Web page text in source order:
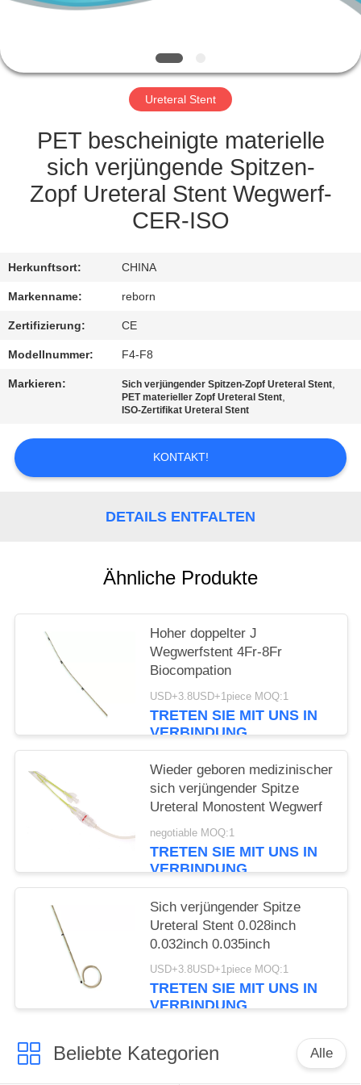
SIE
MIT
VERBINDUNG
FORDERN
EIN
ZITAT
SITEMAP
PRIVACY
Ureteral Stent
PET bescheinigte materielle
sich verjüngende Spitzen-
Zopf Ureteral Stent Wegwerf-
CER-ISO
Herkunftsort: CHINA
Markenname: reborn
Zertifizierung: CE
Modellnummer: F4-F8
Markieren: Sich verjüngender Spitzen-Zopf Ureteral Stent,
PET materieller Zopf Ureteral Stent,
ISO-Zertifikat Ureteral Stent
KONTAKT!
DETAILS ENTFALTEN
Ähnliche Produkte
Hoher doppelter J
Wegwerfstent 4Fr-8Fr
Biocompation
USD+3.8USD+1piece MOQ:1
TRETEN SIE MIT UNS IN
VERBINDUNG
Wieder geboren medizinischer
sich verjüngender Spitze
Ureteral Monostent Wegwerf
negotiable MOQ:1
TRETEN SIE MIT UNS IN
VERBINDUNG
Sich verjüngender Spitze
Ureteral Stent 0.028inch
0.032inch 0.035inch
USD+3.8USD+1piece MOQ:1
TRETEN SIE MIT UNS IN
VERBINDUNG
Beliebte Kategorien Alle